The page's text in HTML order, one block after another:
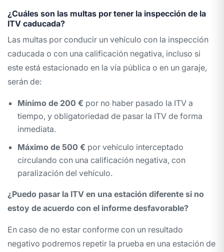
¿Cuáles son las multas por tener la inspección de la
ITV caducada?
Las multas por conducir un vehículo con la inspección
caducada o con una calificación negativa, incluso si
este está estacionado en la vía pública o en un garaje,
serán de:
Mínimo de 200 € por no haber pasado la ITV a
tiempo, y obligatoriedad de pasar la ITV de forma
inmediata.
Máximo de 500 € por vehículo interceptado
circulando con una calificación negativa, con
paralización del vehículo.
¿Puedo pasar la ITV en una estación diferente si no
estoy de acuerdo con el informe desfavorable?
En caso de no estar conforme con un resultado
negativo podremos repetir la prueba en una estación de